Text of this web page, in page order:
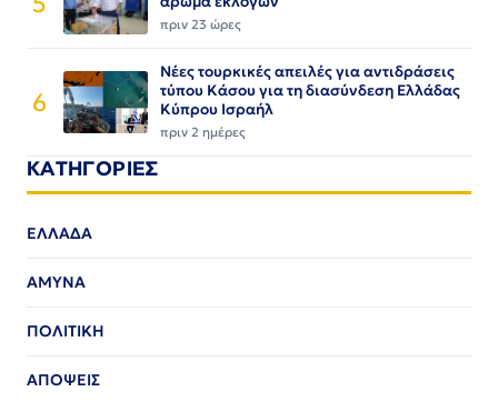
πριν 23 ώρες
6
Νέες τουρκικές απειλές για αντιδράσεις
τύπου Κάσου για τη διασύνδεση Ελλάδας
Κύπρου Ισραήλ
πριν 2 ημέρες
ΚΑΤΗΓΟΡΙΕΣ
ΕΛΛΑΔΑ
ΑΜΥΝΑ
ΠΟΛΙΤΙΚΗ
ΑΠΟΨΕΙΣ